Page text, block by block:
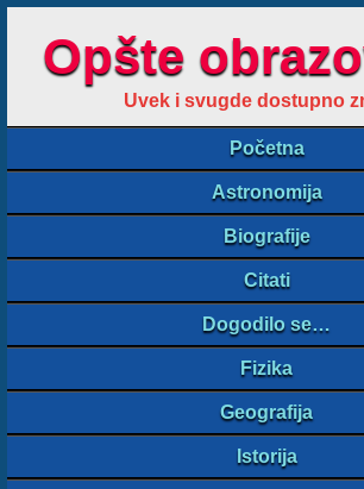
Opšte
Uvek i svugde dostupno
Početna
Astronomija
Biografije
Citati
Dogodilo se…
Fizika
Geografija
Istorija